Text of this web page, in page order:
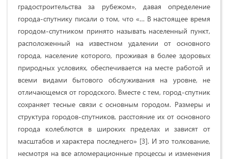
градостроительства за рубежом», давая определение
города-спутнику писали о том, что «… В настоящее время
городом-спутником принято называть населенный пункт,
расположенный на известном удалении от основного
города, население которого, проживая в более здоровых
природных условиях, обеспечивается на месте работой и
всеми видами бытового обслуживания на уровне, не
отличающемся от городского. Вместе с тем, город-спутник
сохраняет тесные связи с основным городом. Размеры и
структура городов-спутников, расстояние их от основного
города колеблются в широких пределах и зависят от
масштабов и характера последнего» [3]. И это толкование,
несмотря на все агломерационные процессы и изменения